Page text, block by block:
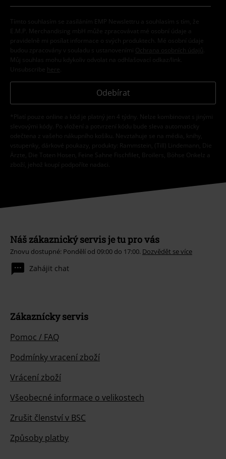
Tímto souhlasím se zasíláním EMP Newslettru a souhlasím s tím, že
E.M.P. Merchandising mbH může zpracovávat mé osobní údaje a
pravidelně mi posílat informace o svých produktech. Mé osobní údaje
budou zpracovány v souladu s ustanoveními
Ochrana osobních údajů
Můj souhlas mohu kdykoliv odvolat na odhlašovací odkaz/link.
Unsubscribe here
Odebírat
*Platí pouze online a kód je platný jen 4 týdny. Nelze kombinovat s jinými
slevovými kódy. Po vložení a potvrzení kódu bude sleva automaticky
odečtena z vašeho nákupního košíku. Nevztahuje se na média, knihy,
vstupenky, dárkové poukazy, produkty: Rammstein, (Till) Lindemann, Die
Ärzte, Die Toten Hosen, Feine Sahne Fischfilet, Broilers, Böhse Onkelz a
zboží, jehož koupí podpoříte nadaci.
Náš zákaznický servis je tu pro vás
Znovu dostupné: Pondělí od 09:00 do 17:00. Dozvědět se více
Zahájit chat
Zákaznícky servis
Pomoc / FAQ
Podmínky vracení zboží
Vrácení zboží
Všeobecné informace o velikostech
Zrušit členství v BSC
Způsoby platby